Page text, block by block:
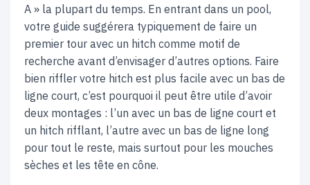
A » la plupart du temps. En entrant dans un pool,
votre guide suggérera typiquement de faire un
premier tour avec un hitch comme motif de
recherche avant d’envisager d’autres options. Faire
bien riffler votre hitch est plus facile avec un bas de
ligne court, c’est pourquoi il peut être utile d’avoir
deux montages : l’un avec un bas de ligne court et
un hitch rifflant, l’autre avec un bas de ligne long
pour tout le reste, mais surtout pour les mouches
sèches et les tête en cône.